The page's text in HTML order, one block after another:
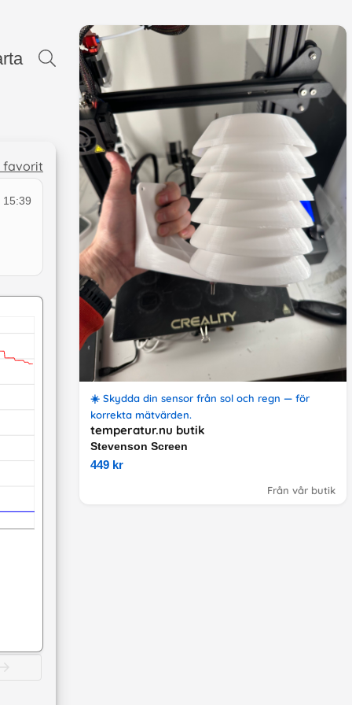
favorit
15:39
☀️ Skydda din sensor från sol och regn — för
korrekta mätvärden.
temperatur.nu butik
Stevenson Screen
449 kr
Från vår butik